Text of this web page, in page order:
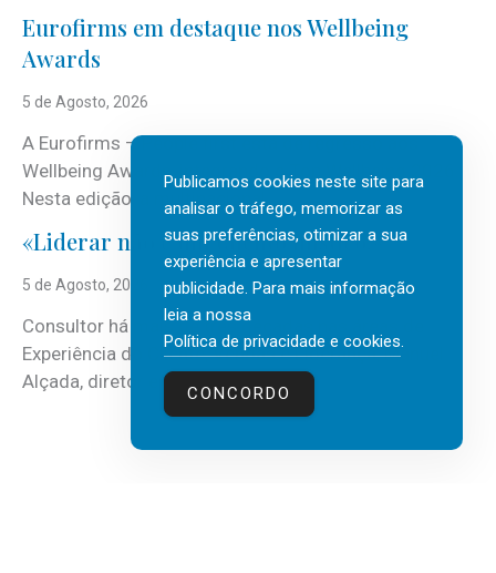
Eurofirms em destaque nos Wellbeing
Awards
5 de Agosto, 2026
A Eurofirms – People first está de regresso aos
Wellbeing Awards, integrando o Top Wellbeing 2026.
Nesta edição, a multinacional...
«Liderar não é um talento místico.»
5 de Agosto, 2026
Consultor há mais de três décadas nas áreas de
Experiência do Cliente, Vendas e Liderança, Manuel
Alçada, diretor executivo da...
Publicamos cookies neste site para
analisar o tráfego, memorizar as
suas preferências, otimizar a sua
experiência e apresentar
publicidade. Para mais informação
leia a nossa
Política de privacidade e cookies.
CONCORDO